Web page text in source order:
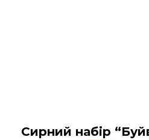
Сирний набір